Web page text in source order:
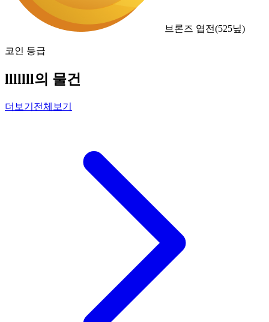
브론즈 엽전(525닢)
코인 등급
lllllll의 물건
더보기 전체보기